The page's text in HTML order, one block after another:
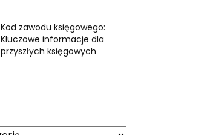
Kod zawodu księgowego:
Kluczowe informacje dla
przyszłych księgowych